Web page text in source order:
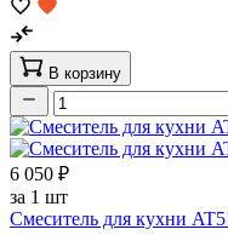
В корзину
6 050 ₽
за 1 шт
Смеситель для кухни